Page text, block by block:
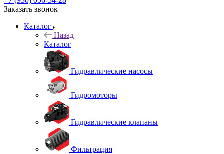
Заказать звонок
Каталог
Назад
Каталог
Гидравлические насосы
Гидромоторы
Гидравлические клапаны
Фильтрация